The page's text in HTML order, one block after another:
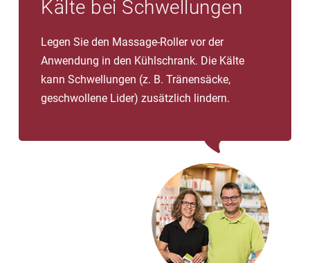
Kälte bei Schwellungen
Legen Sie den Massage-Roller vor der
Anwendung in den Kühlschrank. Die Kälte
kann Schwellungen (z. B. Tränensäcke,
geschwollene Lider) zusätzlich lindern.